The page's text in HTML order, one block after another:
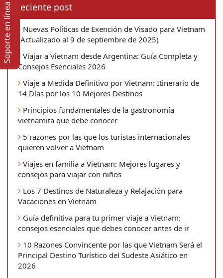
Reciente post
Nuevas Políticas de Exención de Visado para Vietnam
(Actualizado al 9 de septiembre de 2025)
Viajar a Vietnam desde Argentina: Guía Completa y
Consejos Esenciales 2026
Viaje a Medida Definitivo por Vietnam: Itinerario de
14 Días por los 10 Mejores Destinos
Principios fundamentales de la gastronomía
vietnamita que debe conocer
5 razones por las que los turistas internacionales
quieren volver a Vietnam
Viajes en familia a Vietnam: Mejores lugares y
consejos para viajar con niños
Los 7 Destinos de Naturaleza y Relajación para
Vacaciones en Vietnam
Guía definitiva para tu primer viaje a Vietnam:
consejos esenciales que debes conocer antes de ir
10 Razones Convincente por las que Vietnam Será el
Principal Destino Turístico del Sudeste Asiático en
2026
Soporte en lí­nea